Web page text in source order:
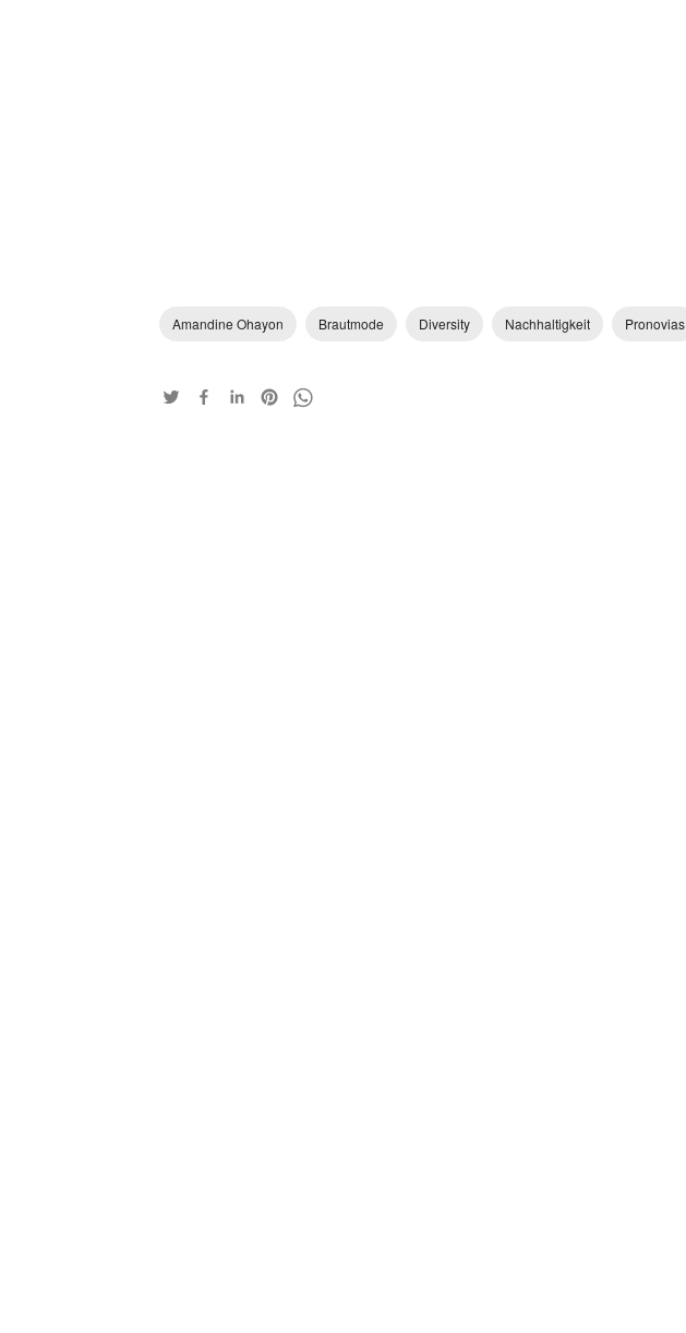
Amandine Ohayon Brautmode Diversity Nachhaltigkeit Pronovias